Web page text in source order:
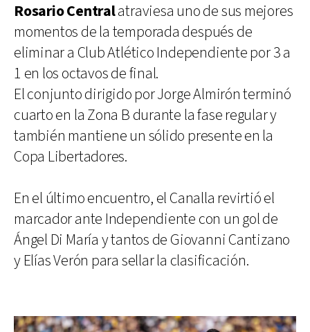
Rosario Centralatraviesa uno de sus mejores
momentos de la temporada después de
eliminar a Club Atlético Independiente por 3 a
1 en los octavos de final.
El conjunto dirigido por Jorge Almirón terminó
cuarto en la Zona B durante la fase regular y
también mantiene un sólido presente en la
Copa Libertadores.
En el último encuentro, el Canalla revirtió el
marcador ante Independiente con un gol de
Ángel Di María y tantos de Giovanni Cantizano
y Elías Verón para sellar la clasificación.